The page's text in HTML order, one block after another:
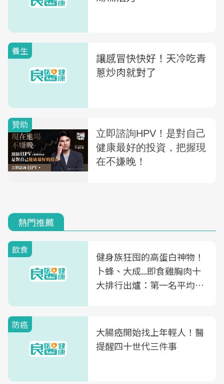
養生
讓感冒快快好！天冷吃青
蔥炒肉就對了
熱門推薦
飲食
健身族狂囤的高蛋白神物！
卜蜂、大成...即食雞胸肉十
大排行出爐：第一名平均一
防癌
大腸癌開始找上年輕人！醫
提醒四十世代三件事